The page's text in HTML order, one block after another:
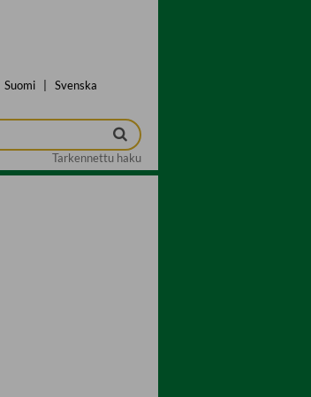
Suomi Svenska
Tarkennettu haku